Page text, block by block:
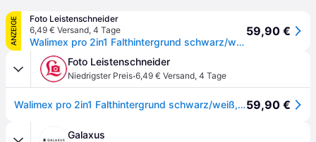
ANZEIGE
Foto Leistenschneider
6,49 € Versand, 4 Tage
Walimex pro 2in1 Falthintergrund schwarz/weiß, 150x200 cm
59,90 €
Foto Leistenschneider
Niedrigster Preis·6,49 € Versand, 4 Tage
Walimex pro 2in1 Falthintergrund schwarz/weiß, 150x200 cm59,90 €
Galaxus